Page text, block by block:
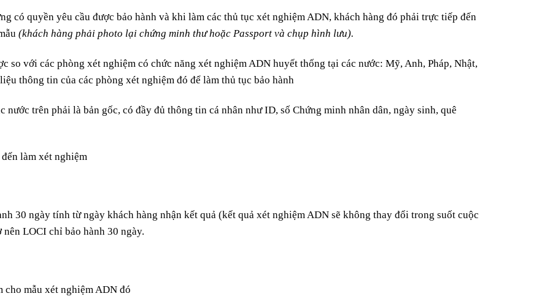
có quyền yêu cầu được bảo hành và khi làm các thủ tục xét nghiệm ADN, khách hàng đó phải trực tiếp đến
(khách hàng phải photo lại chứng minh thư hoặc Passport và chụp hình lưu).
so với các phòng xét nghiệm có chức năng xét nghiệm ADN huyết thống tại các nước: Mỹ, Anh, Pháp, Nhật,
thông tin của các phòng xét nghiệm đó để làm thủ tục bảo hành
nước trên phải là bản gốc, có đầy đủ thông tin cá nhân như ID, số Chứng minh nhân dân, ngày sinh, quê
làm xét nghiệm
30 ngày tính từ ngày khách hàng nhận kết quả (kết quả xét nghiệm ADN sẽ không thay đổi trong suốt cuộc
LOCI chỉ bảo hành 30 ngày.
mẫu xét nghiệm ADN đó